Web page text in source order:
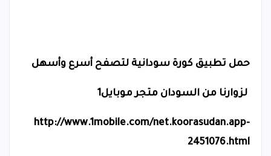
حمل تطبيق كورة سودانية لتصفح أسرع وأسهل
لزوارنا من السودان متجر موبايل1
http://www.1mobile.com/net.koorasudan.app-
2451076.html